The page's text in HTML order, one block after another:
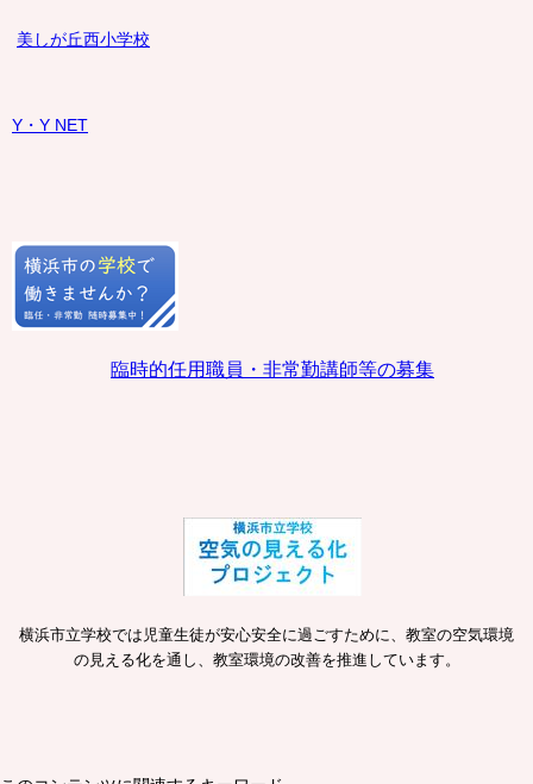
美しが丘西小学校
Y・Y NET
臨時的任用職員・非常勤講師等の募集
横浜市立学校では児童生徒が安心安全に過ごすために、教室の空気環境
の見える化を通し、教室環境の改善を推進しています。